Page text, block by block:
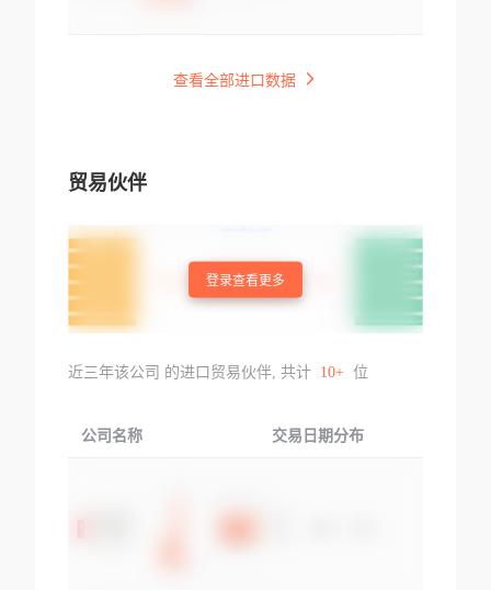
查看全部进口数据
贸易伙伴
登录查看更多
近三年该公司 的进口贸易伙伴, 共计 10+ 位
公司名称 交易日期分布